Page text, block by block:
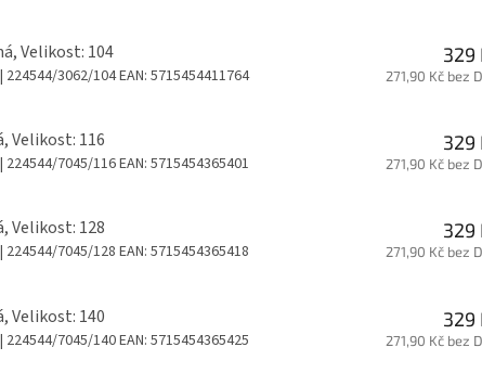
Velikost: 104
| 224544/3062/104EAN: 5715454411764
329
271,90 Kč bez
Velikost: 116
| 224544/7045/116EAN: 5715454365401
329
271,90 Kč bez
Velikost: 128
| 224544/7045/128 EAN: 5715454365418
329
271,90 Kč bez
Velikost: 140
| 224544/7045/140EAN: 5715454365425
329
271,90 Kč bez